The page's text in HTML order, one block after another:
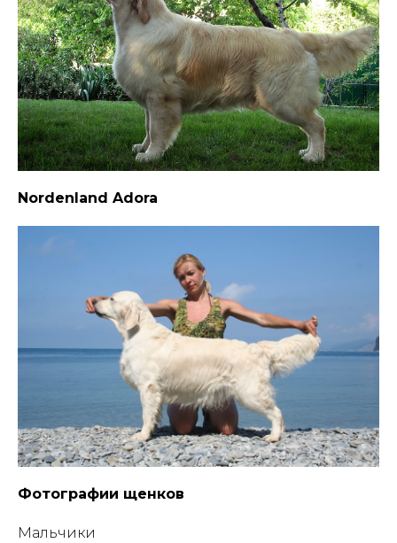
Nordenland Adora
Фотографии щенков
Мальчики